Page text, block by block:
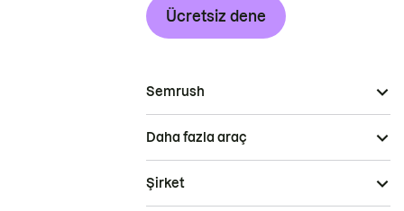
Ücretsiz dene
Semrush
Daha fazla araç
Şirket